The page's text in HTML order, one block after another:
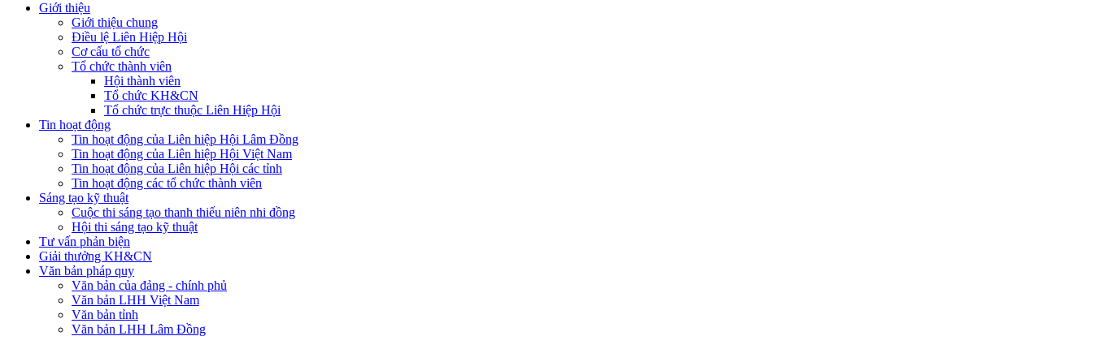
Giới thiệu
Giới thiệu chung
Điều lệ Liên Hiệp Hội
Cơ cấu tổ chức
Tổ chức thành viên
Hội thành viên
Tổ chức KH&CN
Tổ chức trực thuộc Liên Hiệp Hội
Tin hoạt động
Tin hoạt động của Liên hiệp Hội Lâm Đồng
Tin hoạt động của Liên hiệp Hội Việt Nam
Tin hoạt động của Liên hiệp Hội các tỉnh
Tin hoạt động các tổ chức thành viên
Sáng tạo kỹ thuật
Cuộc thi sáng tạo thanh thiếu niên nhi đồng
Hội thi sáng tạo kỹ thuật
Tư vấn phản biện
Giải thưởng KH&CN
Văn bản pháp quy
Văn bản của đảng - chính phủ
Văn bản LHH Việt Nam
Văn bản tỉnh
Văn bản LHH Lâm Đồng